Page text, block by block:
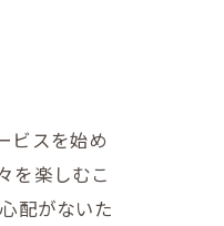
ビスを始め
を楽しむこ
配がないた